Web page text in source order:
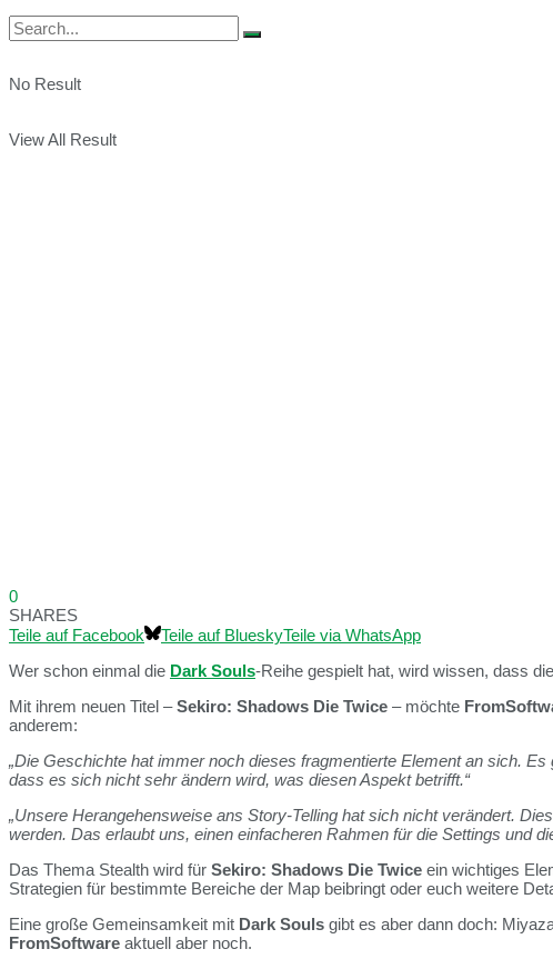
No Result
View All Result
0
SHARES
Teile auf Facebook
Teile auf BlueskyTeile via WhatsApp
Wer schon einmal die Dark Souls-Reihe gespielt hat, wird wissen, dass
Mit ihrem neuen Titel –Sekiro: Shadows Die Twice – möchte
anderem:
„Die Geschichte hat immer noch dieses fragmentierte Element an sich.
dass es sich nicht sehr ändern wird, was diesen Aspekt betrifft.“
„Unsere Herangehensweise ans Story-Telling hat sich nicht verändert.
werden. Das erlaubt uns, einen einfacheren Rahmen für die Settings und
Das Thema Stealth wird für Sekiro: Shadows Die Twice ein wichtiges
Strategien für bestimmte Bereiche der Map beibringt oder euch weitere
Eine große Gemeinsamkeit mit Dark Souls gibt es aber dann doch:
FromSoftware aktuell aber noch.